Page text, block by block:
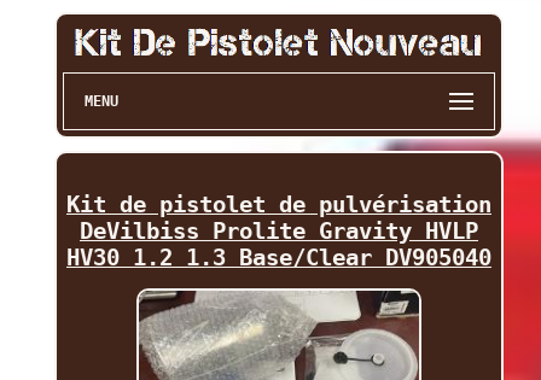
MENU
Kit de pistolet de pulvérisation
DeVilbiss Prolite Gravity HVLP
HV30 1.2 1.3 Base/Clear DV905040